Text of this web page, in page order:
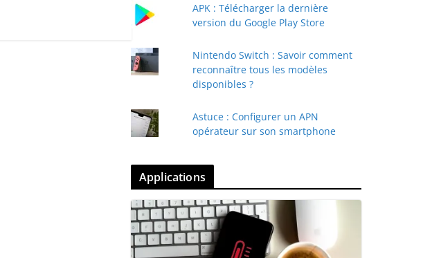
APK : Télécharger la dernière
version du Google Play Store
Nintendo Switch : Savoir comment
reconnaître tous les modèles
disponibles ?
Astuce : Configurer un APN
opérateur sur son smartphone
Applications